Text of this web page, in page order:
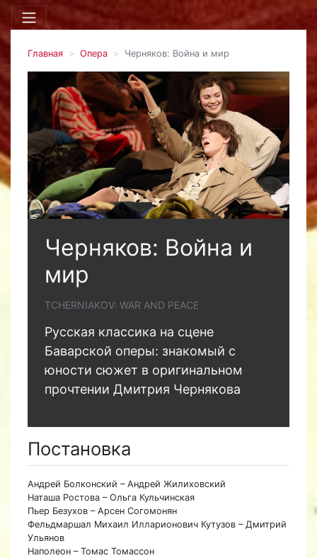
Главная Опера Черняков: Война и мир
Черняков: Война и
мир
TCHERNIAKOV: WAR AND PEACE
Русская классика на сцене
Баварской оперы: знакомый с
юности сюжет в оригинальном
прочтении Дмитрия Чернякова
Постановка
Андрей Болконский – Андрей Жилиховский
Наташа Ростова – Ольга Кульчинская
Пьер Безухов – Арсен Согомонян
Фельдмаршал Михаил Илларионович Кутузов – Дмитрий
Ульянов
Наполеон – Томас Томассон